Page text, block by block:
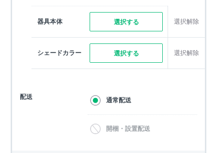
器具本体 選択する 選択解除
シェードカラー 選択する 選択解除
配送 通常配送
開梱・設置配送